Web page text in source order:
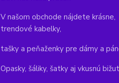
V našom obchode nájdete krásne,
trendové kabelky,
tašky a peňaženky pre dámy a
Opasky, šáliky, šatky aj vkusnú